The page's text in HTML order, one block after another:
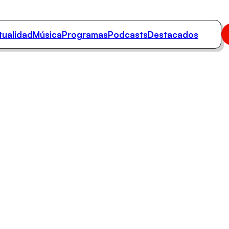
MúsicaProgramasPodcastsDestacados